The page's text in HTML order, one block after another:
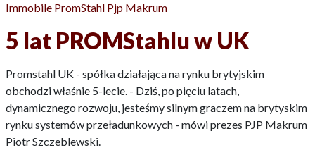
Immobile PromStahl Pjp Makrum
5 lat PROMStahlu w UK
Promstahl UK - spółka działająca na rynku brytyjskim
obchodzi właśnie 5-lecie. - Dziś, po pięciu latach,
dynamicznego rozwoju, jesteśmy silnym graczem na brytyskim
rynku systemów przeładunkowych - mówi prezes PJP Makrum
Piotr Szczeblewski.